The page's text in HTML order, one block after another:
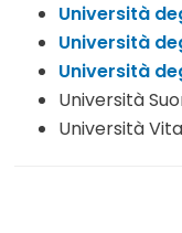
Università
Università
Università
Università
Università